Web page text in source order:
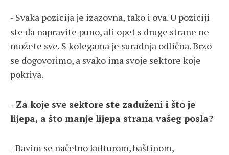
- Svaka pozicija je izazovna, tako i ova. U poziciji
ste da napravite puno, ali opet s druge strane ne
možete sve. S kolegama je suradnja odlična. Brzo
se dogovorimo, a svako ima svoje sektore koje
pokriva.
- Za koje sve sektore ste zaduženi i što je
lijepa, a što manje lijepa strana vašeg posla?
- Bavim se načelno kulturom, baštinom,